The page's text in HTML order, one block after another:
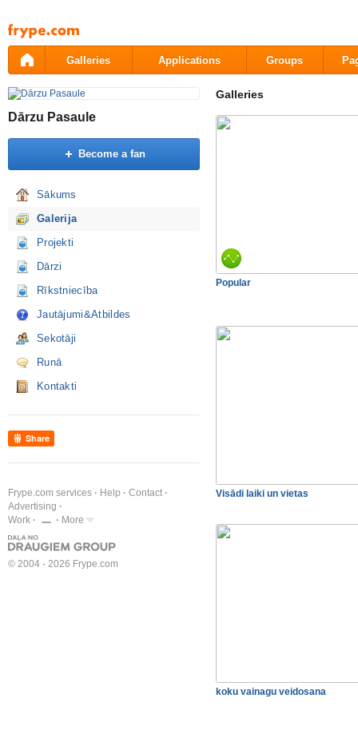
Pāriet
uz
saturu
Galleries Applications Groups
Dārzu Pasaule
Become a fan
Sākums
Galerija
Projekti
Dārzi
Rīkstniecība
Jautājumi&Atbildes
Sekotāji
Runā
Kontakti
Share
Frype.com services Help
Contact
Advertising
Work
More
© 2004 - 2026 Frype.com
Galleries
Popular
Visādi laiki un vietas
koku vainagu veidosana